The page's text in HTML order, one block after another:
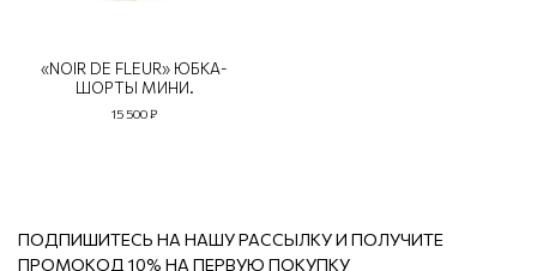
«NOIR DE FLEUR» ЮБКА-
ШОРТЫ МИНИ.
15 500 ₽
ПОДПИШИТЕСЬ НА НАШУ РАССЫЛКУ И ПОЛУЧИТЕ
ПРОМОКОД 10% НА ПЕРВУЮ ПОКУПКУ